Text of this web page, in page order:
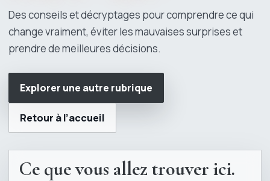
Des conseils et décryptages pour comprendre ce qui
change vraiment, éviter les mauvaises surprises et
prendre de meilleures décisions.
Explorer une autre rubrique
Retour à l’accueil
Ce que vous allez trouver ici.